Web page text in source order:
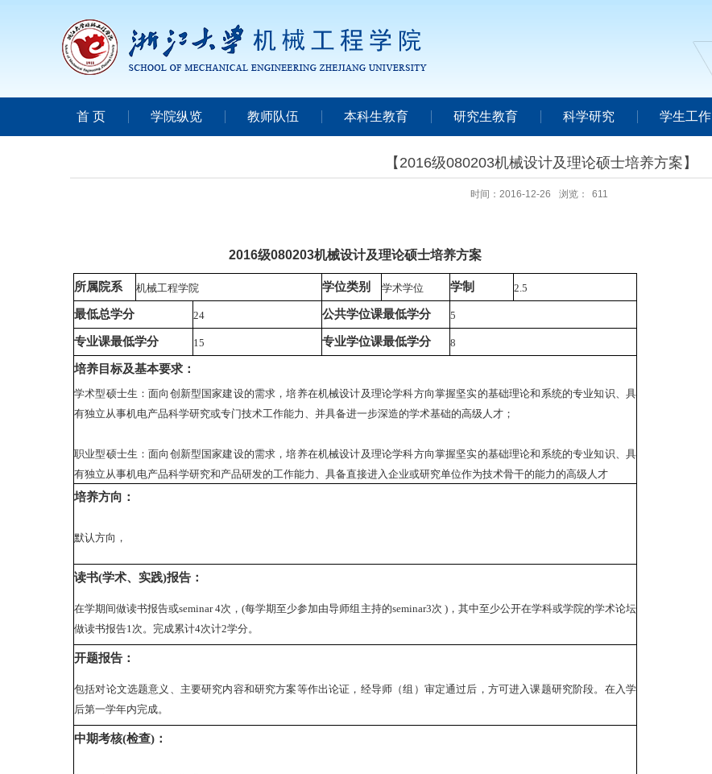
首 页 学院纵览 教师队伍 本科生教育 研究生教育 科学研究 学生工作
【2016级080203机械设计及理论硕士培养方案】
时间：2016-12-26 浏览： 611
2016级080203机械设计及理论硕士培养方案
所属院系 机械工程学院 学位类别 学术学位 学制 2.5
最低总学分 24 公共学位课最低学分 5
专业课最低学分 15 专业学位课最低学分 8
培养目标及基本要求：
学术型硕士生：面向创新型国家建设的需求，培养在机械设计及理论学科方向掌握坚实的基础理论和系统的专业知识、具
有独立从事机电产品科学研究或专门技术工作能力、并具备进一步深造的学术基础的高级人才；
职业型硕士生：面向创新型国家建设的需求，培养在机械设计及理论学科方向掌握坚实的基础理论和系统的专业知识、具
有独立从事机电产品科学研究和产品研发的工作能力、具备直接进入企业或研究单位作为技术骨干的能力的高级人才
培养方向：
默认方向，
读书(学术、实践)报告：
在学期间做读书报告或seminar 4次，(每学期至少参加由导师组主持的seminar3次 )，其中至少公开在学科或学院的学术论坛
做读书报告1次。完成累计4次计2学分。
开题报告：
包括对论文选题意义、主要研究内容和研究方案等作出论证，经导师（组）审定通过后，方可进入课题研究阶段。在入学
后第一学年内完成。
中期考核(检查)：